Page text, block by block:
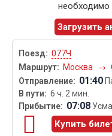
Загрузить
077Ч
Москва
→
01:40
6 ч. 2 мин.
07:08
Купить